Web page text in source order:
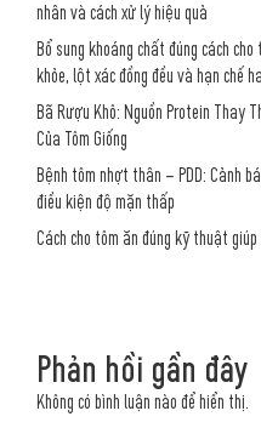
nhân và cách xử lý hiệu quả
Bổ sung khoáng chất đúng cách
khỏe, lột xác đồng đều và hạn chế
Bã Rượu Khô: Nguồn Protein Thay
Của Tôm Giống
Bệnh tôm nhợt thân – PDD: Cảnh
điều kiện độ mặn thấp
Cách cho tôm ăn đúng kỹ thuật
Phản hồi gần đây
Không có bình luận nào để hiển thị.